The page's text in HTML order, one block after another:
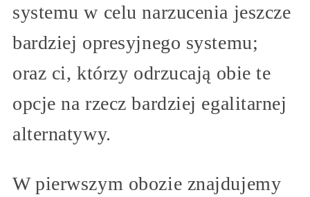
systemu w celu narzucenia jeszcze
bardziej opresyjnego systemu;
oraz ci, którzy odrzucają obie te
opcje na rzecz bardziej egalitarnej
alternatywy.
W pierwszym obozie znajdujemy